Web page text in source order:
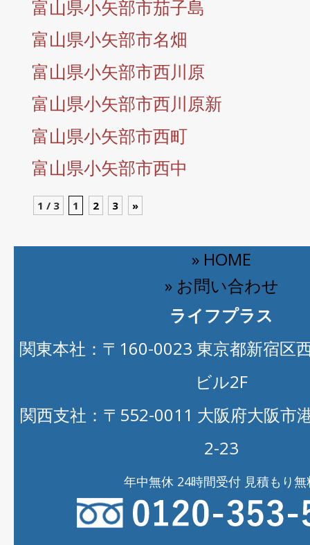
富山県小矢部市茄子島
富山県小矢部市名畑
富山県小矢部市西川原
富山県小矢部市西川原新
富山県小矢部市西町
富山県小矢部市西中
1 / 3 1 2 3 »
» HOME
» お問い合わせ
ライフプラス
関東本社：〒160-0023 東京都新宿区
ビル2F
関西支社：〒552-0011 大阪府大阪市
2-23
年中無休 24時間受付 見積もり無